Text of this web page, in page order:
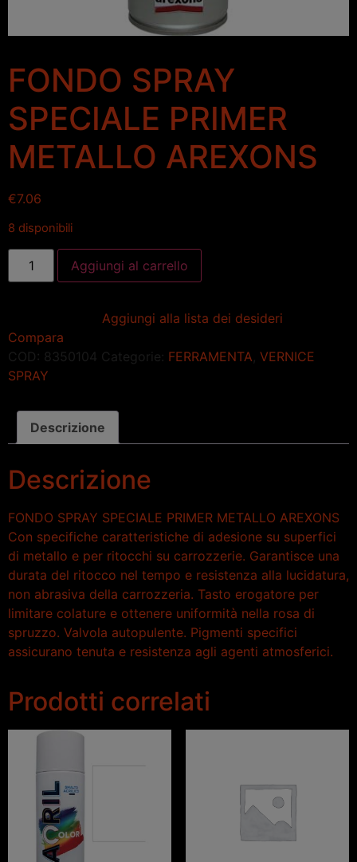
FONDO SPRAY
SPECIALE PRIMER
METALLO AREXONS
€7.06
8 disponibili
Aggiungi al carrello
Aggiungi alla lista dei desideri
Compara
COD: 8350104 Categorie: FERRAMENTA VERNICE
SPRAY
Descrizione
Descrizione
FONDO SPRAY SPECIALE PRIMER METALLO AREXONS
Con specifiche caratteristiche di adesione su superfici
di metallo e per ritocchi su carrozzerie. Garantisce una
durata del ritocco nel tempo e resistenza alla lucidatura,
non abrasiva della carrozzeria. Tasto erogatore per
limitare colature e ottenere uniformità nella rosa di
spruzzo. Valvola autopulente. Pigmenti specifici
assicurano tenuta e resistenza agli agenti atmosferici.
Prodotti correlati